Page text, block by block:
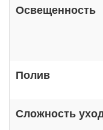
Освещенность
Полив
Сложность